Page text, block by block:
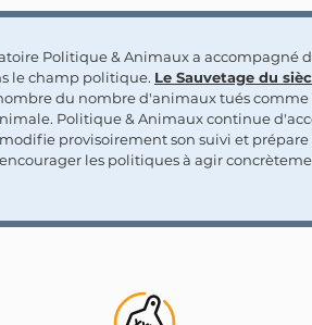
Politique & Animaux a accompagné
le champ politique. Le Sauvetage du
du nombre d'animaux tués
Politique & Animaux continue
provisoirement son suivi et
les politiques à agir